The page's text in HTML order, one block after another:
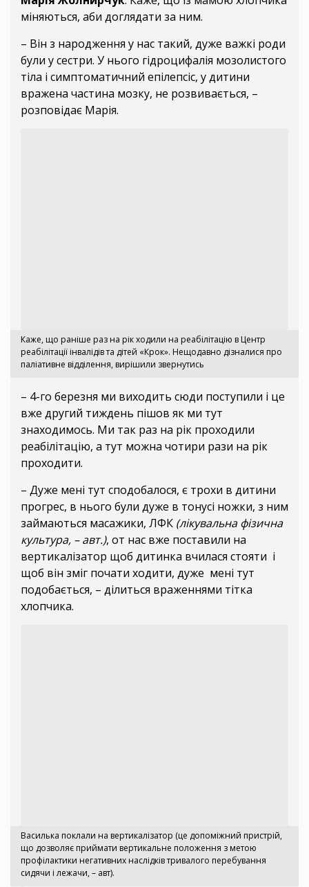
міняються, аби доглядати за ним.
– Він з народження у нас такий, дуже важкі роди
були у сестри. У нього гідроцифалія мозолистого
тіла і симптоматичний епілепсіс, у дитини
вражена частина мозку, не розвивається, –
розповідає Марія.
Каже, що раніше раз на рік ходили на реабілітацію в Центр
реабілітації інвалідів та дітей «Крок». Нещодавно дізналися про
паліативне відділення, вирішили звернутись
– 4-го березня ми виходить сюди поступили і це
вже другий тиждень пішов як ми тут
знаходимось. Ми так раз на рік проходили
реабілітацію, а тут можна чотири рази на рік
проходити.
– Дуже мені тут сподобалося, є трохи в дитини
прогрес, в нього були дуже в тонусі ножки, з ним
займаються масажики, ЛФК (лікувальна фізична
культура, – авт.), от нас вже поставили на
вертикалізатор щоб дитинка вчилася стояти і
щоб він зміг почати ходити, дуже мені тут
подобається, – ділиться враженнями тітка
хлопчика.
Василька поклали на вертикалізатор (це допоміжний пристрій,
що дозволяє приймати вертикальне положення з метою
профілактики негативних наслідків тривалого перебування
сидячи і лежачи, – авт).